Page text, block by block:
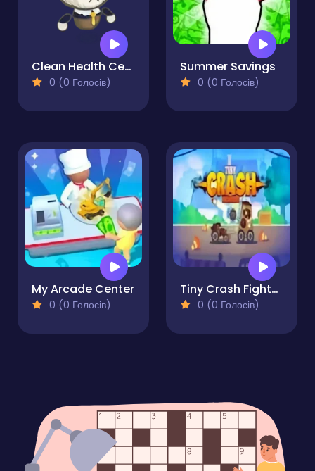
Clean Health Center
0 (0 Голосів)
Summer Savings
0 (0 Голосів)
My Arcade Center
0 (0 Голосів)
Tiny Crash Fighters Pro
0 (0 Голосів)